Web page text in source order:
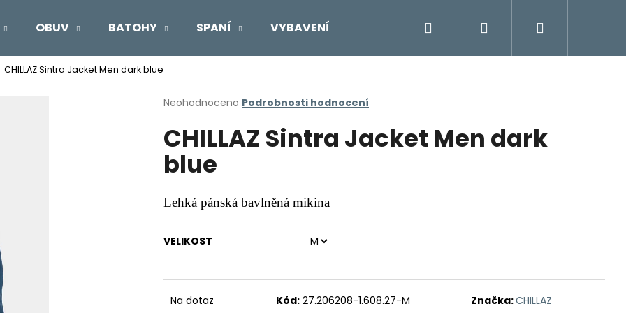
OBUV BATOHY SPANÍ VYBAVENÍ Moje objednávka
Přihlášení
CHILLAZ Sintra Jacket Men dark blue
Průměrné
produktu
je
0,0
hvězdiček.
Neohodnoceno Podrobnosti hodnocení
CHILLAZ Sintra Jacket Men dark
blue
Lehká pánská bavlněná mikina
VELIKOST
Na dotaz Kód: 27.206208-1.608.27-M Značka:CHILLAZ
Co potřebujete najít?
HLEDAT